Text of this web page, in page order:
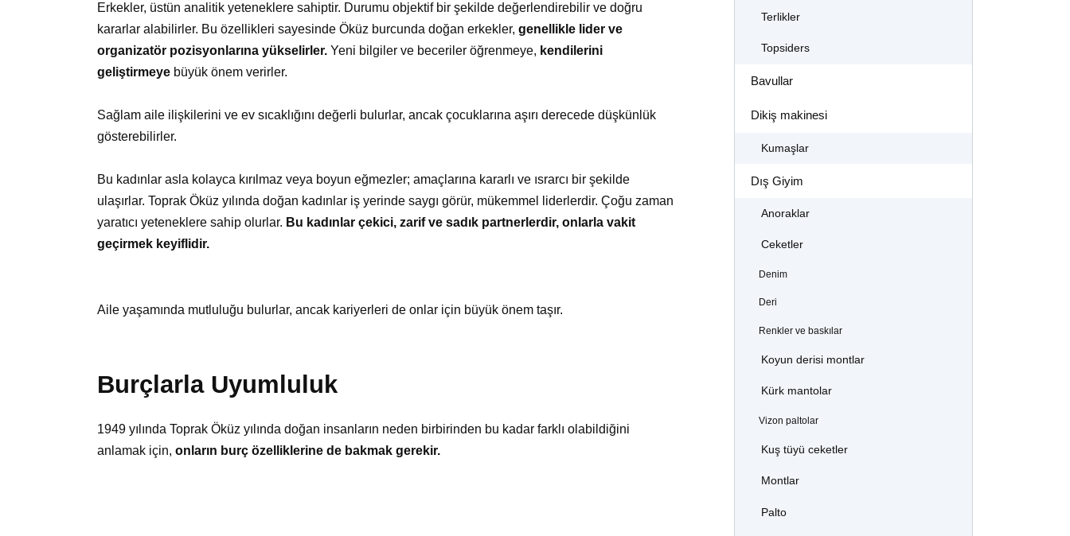
Erkekler, üstün analitik yeteneklere sahiptir. Durumu objektif bir şekilde değerlendirebilir ve doğru
kararlar alabilirler. Bu özellikleri sayesinde Öküz burcunda doğan erkekler, genellikle lider ve
organizatör pozisyonlarına yükselirler. Yeni bilgiler ve beceriler öğrenmeye, kendilerini
geliştirmeye büyük önem verirler.
Sağlam aile ilişkilerini ve ev sıcaklığını değerli bulurlar, ancak çocuklarına aşırı derecede düşkünlük
gösterebilirler.
Bu kadınlar asla kolayca kırılmaz veya boyun eğmezler; amaçlarına kararlı ve ısrarcı bir şekilde
ulaşırlar. Toprak Öküz yılında doğan kadınlar iş yerinde saygı görür, mükemmel liderlerdir. Çoğu zaman
yaratıcı yeteneklere sahip olurlar. Bu kadınlar çekici, zarif ve sadık partnerlerdir, onlarla vakit
geçirmek keyiflidir.
Aile yaşamında mutluluğu bulurlar, ancak kariyerleri de onlar için büyük önem taşır.
Burçlarla Uyumluluk
1949 yılında Toprak Öküz yılında doğan insanların neden birbirinden bu kadar farklı olabildiğini
anlamak için, onların burç özelliklerine de bakmak gerekir.
Terlikler
Topsiders
Bavullar
Dikiş makinesi
Kumaşlar
Dış Giyim
Anoraklar
Ceketler
Denim
Deri
Renkler ve baskılar
Koyun derisi montlar
Kürk mantolar
Vizon paltolar
Kuş tüyü ceketler
Montlar
Palto